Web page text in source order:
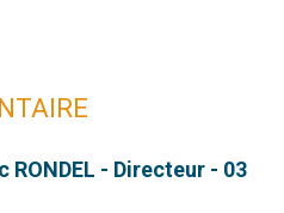
- Directeur - 03